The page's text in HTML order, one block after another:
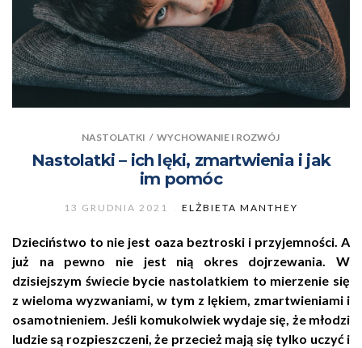
NASTOLATKI / WYCHOWANIE I ROZWÓJ
Nastolatki – ich lęki, zmartwienia i jak
im pomóc
13 GRUDNIA 2021 ELŻBIETA MANTHEY
Dzieciństwo to nie jest oaza beztroski i przyjemności. A
już na pewno nie jest nią okres dojrzewania. W
dzisiejszym świecie bycie nastolatkiem to mierzenie się
z wieloma wyzwaniami, w tym z lękiem, zmartwieniami i
osamotnieniem. Jeśli komukolwiek wydaje się, że młodzi
ludzie są rozpieszczeni, że przecież mają się tylko uczyć i